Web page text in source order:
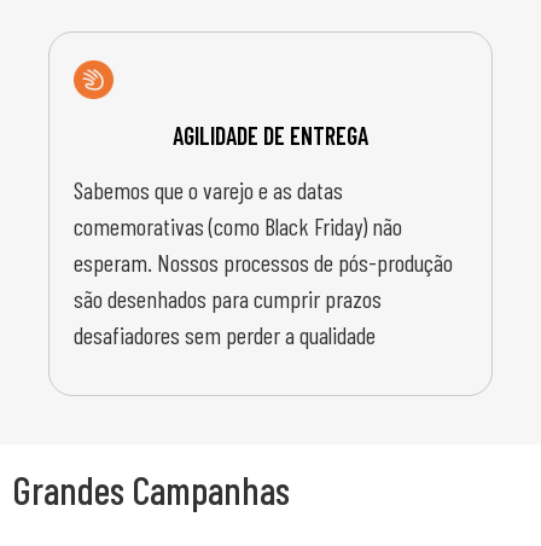
AGILIDADE DE ENTREGA
Sabemos que o varejo e as datas
comemorativas (como Black Friday) não
esperam. Nossos processos de pós-produção
são desenhados para cumprir prazos
desafiadores sem perder a qualidade
Grandes Campanhas